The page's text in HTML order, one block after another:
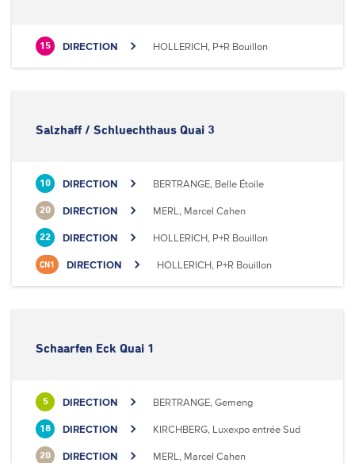
15 DIRECTION HOLLERICH, P+R Bouillon
Salzhaff / Schluechthaus Quai 3
10 DIRECTION BERTRANGE, Belle Étoile
20 DIRECTION MERL, Marcel Cahen
22 DIRECTION HOLLERICH, P+R Bouillon
CN1 DIRECTION HOLLERICH, P+R Bouillon
Schaarfen Eck Quai 1
5 DIRECTION BERTRANGE, Gemeng
18 DIRECTION KIRCHBERG, Luxexpo entrée Sud
20 DIRECTION MERL, Marcel Cahen